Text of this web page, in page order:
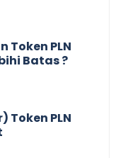
Token PLN
Batas ?
Token PLN